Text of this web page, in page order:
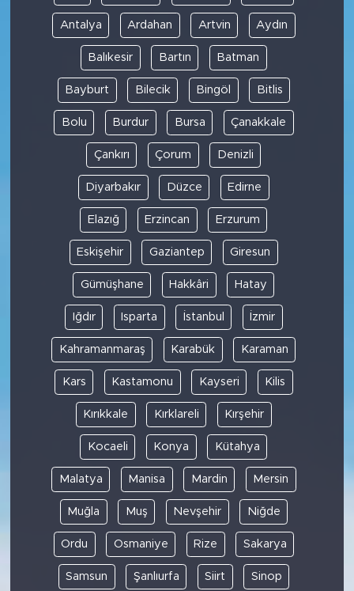
Antalya Ardahan Artvin Aydın
Balıkesir Bartın Batman
Bayburt Bilecik Bingöl Bitlis
Bolu Burdur Bursa Çanakkale
Çankırı Çorum Denizli
Diyarbakır Düzce Edirne
Elazığ Erzincan Erzurum
Eskişehir Gaziantep Giresun
Gümüşhane Hakkâri Hatay
Iğdır Isparta İstanbul İzmir
Kahramanmaraş Karabük Karaman
Kars Kastamonu Kayseri Kilis
Kırıkkale Kırklareli Kırşehir
Kocaeli Konya Kütahya
Malatya Manisa Mardin Mersin
Muğla Muş Nevşehir Niğde
Ordu Osmaniye Rize Sakarya
Samsun Şanlıurfa Siirt Sinop